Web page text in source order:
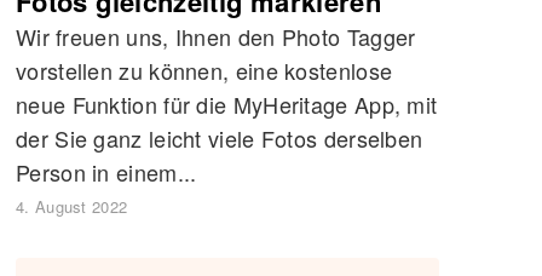
Wir freuen uns, Ihnen den Photo Tagger
vorstellen zu können, eine kostenlose
neue Funktion für die MyHeritage App, mit
der Sie ganz leicht viele Fotos derselben
Person in einem...
4. August 2022